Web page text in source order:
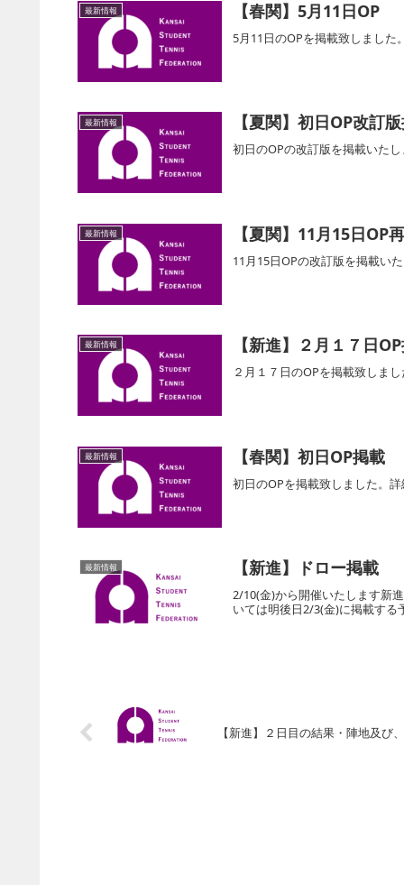
最新情報 【春関】5月11日OP
5月11日のOPを掲載致しました
最新情報 【夏関】初日OP改訂
初日のOPの改訂版を掲載いた
最新情報 【夏関】11月15日OP
11月15日OPの改訂版を掲載い
最新情報 【新進】２月１７日
２月１７日のOPを掲載致しま
最新情報 【春関】初日OP掲載
初日のOPを掲載致しました。
最新情報 【新進】ドロー掲載
2/10(金)から開催いたします新
いては明後日2/3(金)に掲載する
【新進】２日目の結果・陣地及び